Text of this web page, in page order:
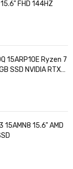
FHD 144HZ
15ARP10E Ryzen 7
SSD NVIDIA RTX
15.6" AMD